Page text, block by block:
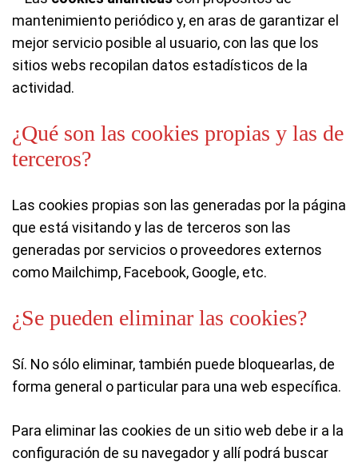
mantenimiento periódico y, en aras de garantizar el
mejor servicio posible al usuario, con las que los
sitios webs recopilan datos estadísticos de la
actividad.
¿Qué son las cookies propias y las de
terceros?
Las cookies propias son las generadas por la página
que está visitando y las de terceros son las
generadas por servicios o proveedores externos
como Mailchimp, Facebook, Google, etc.
¿Se pueden eliminar las cookies?
Sí. No sólo eliminar, también puede bloquearlas, de
forma general o particular para una web específica.
Para eliminar las cookies de un sitio web debe ir a la
configuración de su navegador y allí podrá buscar